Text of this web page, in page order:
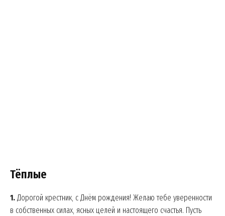
Тёплые
1. Дорогой крестник, с Днём рождения! Желаю тебе уверенности
в собственных силах, ясных целей и настоящего счастья. Пусть